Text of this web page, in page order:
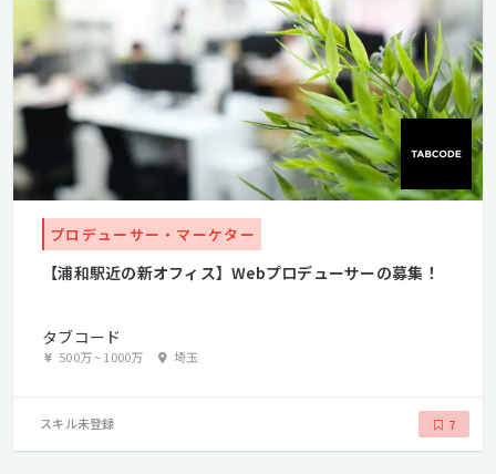
プロデューサー・マーケター
【浦和駅近の新オフィス】Webプロデューサーの募集！
タブコード
500万~1000万 埼玉
スキル未登録 7